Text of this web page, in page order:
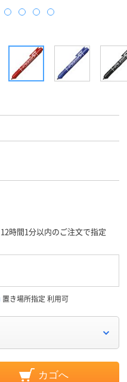
12時間1分以内のご注文で指定
置き場所指定 利用可
カゴへ